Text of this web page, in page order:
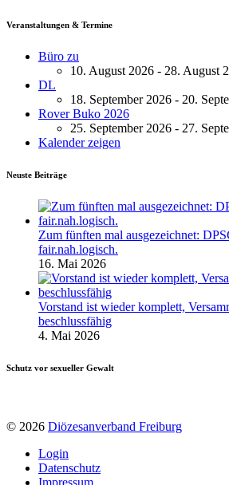
Veranstaltungen & Termine
Büro zu
10. August 2026 - 28. August
DL
18. September 2026 - 20.
Rover Buko 2026
25. September 2026 - 27.
Kalender zeigen
Neuste Beiträge
Zum fünften mal ausgezeichnet:
fair.nah.logisch.
16. Mai 2026
Vorstand ist wieder komplett,
beschlussfähig
4. Mai 2026
Schutz vor sexueller Gewalt
© 2026 Diözesanverband Freiburg
Login
Datenschutz
Impressum